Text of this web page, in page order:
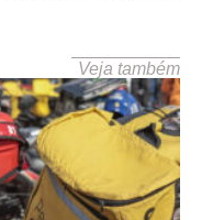
Veja também